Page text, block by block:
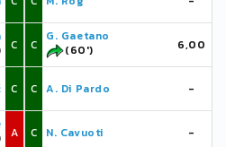
C
C
A
C
G. Gaetano
(60')
6,00
C A. Di Pardo -
C N. Cavuoti -